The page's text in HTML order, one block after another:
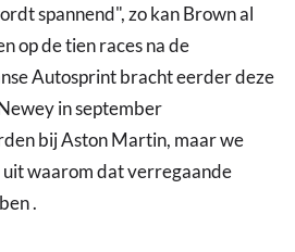
spannend", zo kan Brown al
op de tien races na de
Autosprint bracht eerder deze
in september
bij Aston Martin, maar we
waarom dat verregaande
.